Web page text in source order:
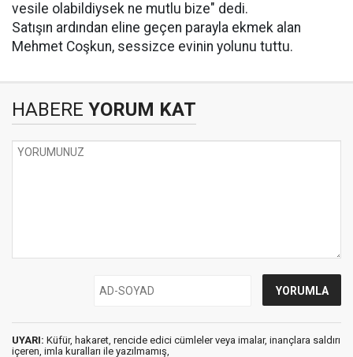
vesile olabildiysek ne mutlu bize" dedi.
Satışın ardından eline geçen parayla ekmek alan
Mehmet Coşkun, sessizce evinin yolunu tuttu.
HABERE YORUM KAT
UYARI: Küfür, hakaret, rencide edici cümleler veya imalar, inançlara saldırı
içeren, imla kuralları ile yazılmamış,